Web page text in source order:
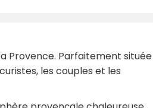
Provence. Parfaitement située
les couples et les